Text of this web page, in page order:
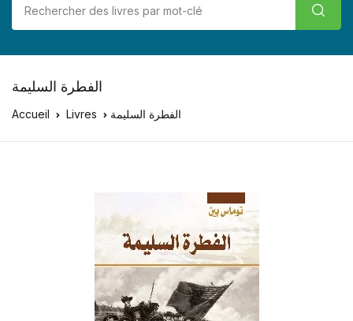
الفطرة السليمة
Accueil Livres الفطرة السليمة